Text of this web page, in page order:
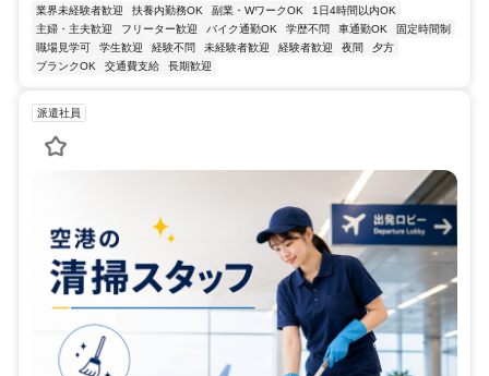
業界未経験者歓迎 扶養内勤務OK 副業・WワークOK
1日4時間以内OK
主婦・主夫歓迎
フリーター歓迎 バイク通勤OK 学歴不問 車通勤OK
固定時間制
職場見学可
学生歓迎 経験不問 未経験者歓迎 経験者歓迎 夜間
夕方
ブランクOK
交通費支給 長期歓迎
派遣社員